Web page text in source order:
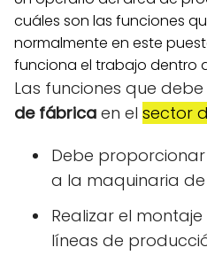
cuáles son las funciones
normalmente en este
funciona el trabajo dentro
Las funciones que
de fábrica en el sector
Debe
a la maquinaria
Realizar el
líneas de